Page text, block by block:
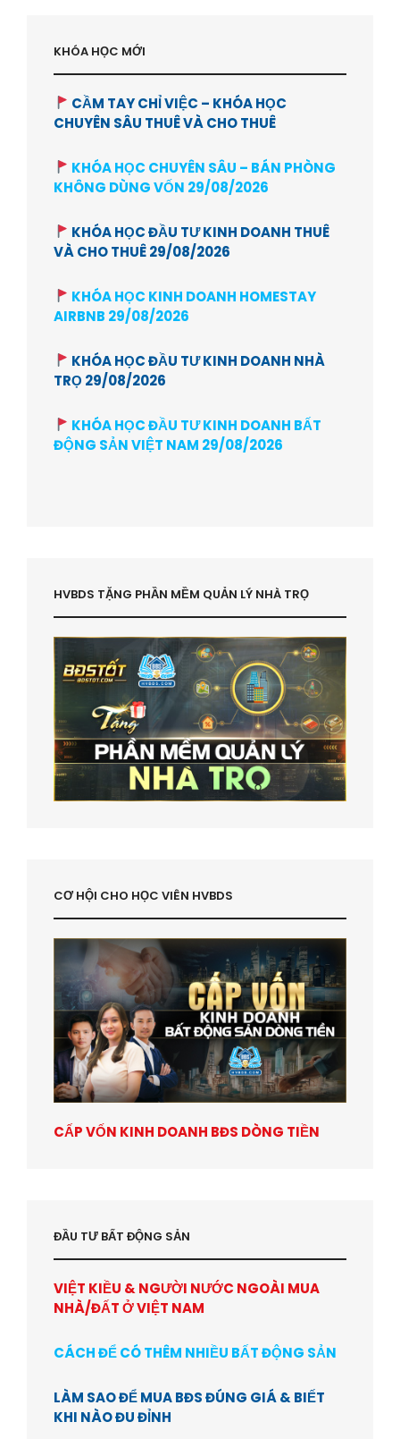
KHÓA HỌC MỚI
CẦM TAY CHỈ VIỆC – KHÓA HỌC
CHUYÊN SÂU THUÊ VÀ CHO THUÊ
KHÓA HỌC CHUYÊN SÂU – BÁN PHÒNG
KHÔNG DÙNG VỐN 29/08/2026
KHÓA HỌC ĐẦU TƯ KINH DOANH THUÊ
VÀ CHO THUÊ 29/08/2026
KHÓA HỌC KINH DOANH HOMESTAY
AIRBNB 29/08/2026
KHÓA HỌC ĐẦU TƯ KINH DOANH NHÀ
TRỌ 29/08/2026
KHÓA HỌC ĐẦU TƯ KINH DOANH BẤT
ĐỘNG SẢN VIỆT NAM 29/08/2026
HVBDS TẶNG PHẦN MỀM QUẢN LÝ NHÀ TRỌ
CƠ HỘI CHO HỌC VIÊN HVBDS
CẤP VỐN KINH DOANH BĐS DÒNG TIỀN
ĐẦU TƯ BẤT ĐỘNG SẢN
VIỆT KIỀU & NGƯỜI NƯỚC NGOÀI MUA
NHÀ/ĐẤT Ở VIỆT NAM
CÁCH ĐỂ CÓ THÊM NHIỀU BẤT ĐỘNG SẢN
LÀM SAO ĐỂ MUA BĐS ĐÚNG GIÁ & BIẾT
KHI NÀO ĐU ĐỈNH